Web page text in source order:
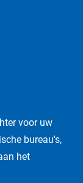
Kantin -
LinkedIn Kantin
ons op Instagram
voor uw
bureau's,
het